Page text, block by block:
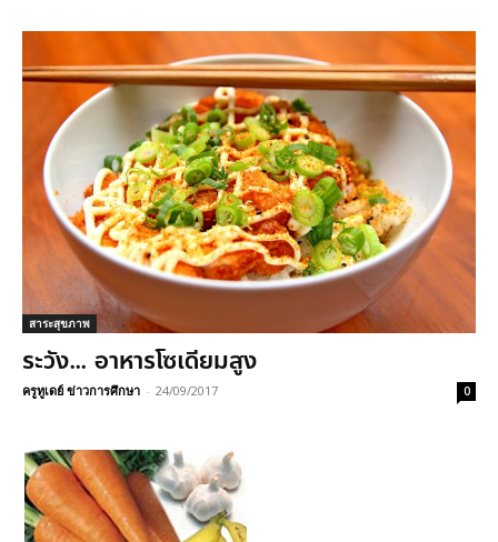
สาระสุขภาพ
ระวัง… อาหารโซเดียมสูง
ครูทูเดย์ ข่าวการศึกษา - 24/09/2017 0